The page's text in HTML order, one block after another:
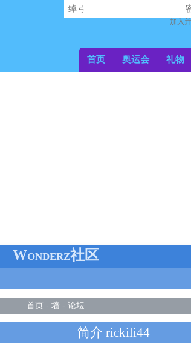
首页 奥运会 礼物
加入
Wonderz社区
首页 - 墙 - 论坛
简介 rickili44